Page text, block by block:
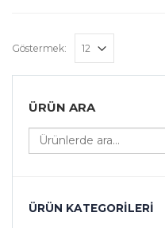
Göstermek:
ÜRÜN ARA
ÜRÜN KATEGORILERI